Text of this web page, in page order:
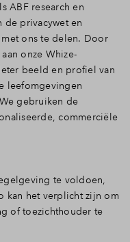
ABF research en
privacywet en
ons te delen. Door
onze Whize-
beeld en profiel van
leefomgevingen
gebruiken de
commerciële
te voldoen,
kan het verplicht zijn om
of toezichthouder te